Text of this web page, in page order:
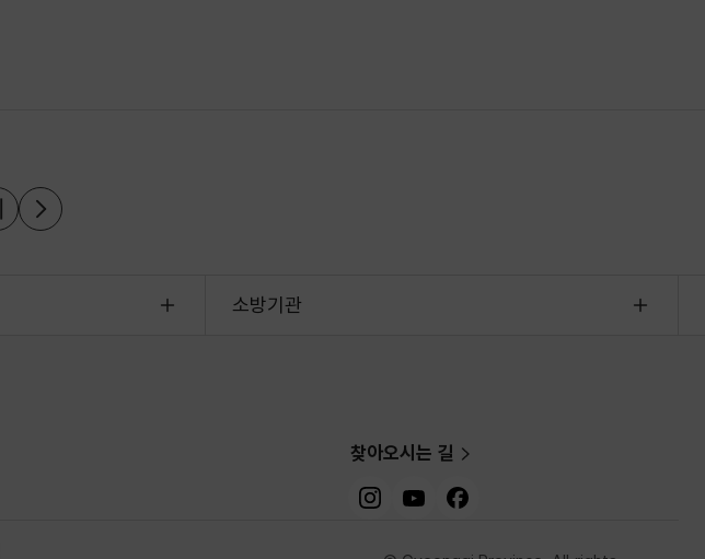
소방기관
찾아오시는 길
인스타그램
유튜브 페이스북